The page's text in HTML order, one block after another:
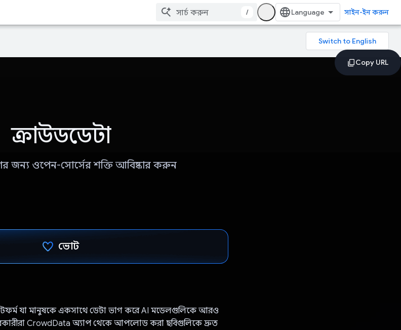
/ সাইন-ইন করুন
ক্রাউডডেটা
জন্য ওপেন-সোর্সের শক্তি আবিষ্কার করুন
ভোট
যা মানুষকে একসাথে ডেটা ভাগ করে AI মডেলগুলিকে আরও
CrowdData অ্যাপ থেকে আপলোড করা ছবিগুলিকে দ্রুত